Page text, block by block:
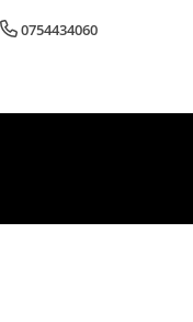
0754434060